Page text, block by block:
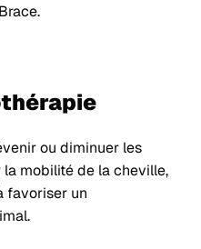
ou diminuer les
mobilité de la cheville,
favoriser un